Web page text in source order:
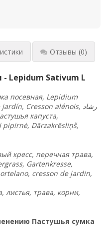
Отзывы (0)
- Lepidum Sativum L
посевная, Lepidium
Cresson alénois, رشاد
капуста,
pipirnė, Dārzakrēsliņš,
кресс, перечная трава,
Gartenkresse,
cresson de jardin,
листья, трава, корни,
Пастушья сумка